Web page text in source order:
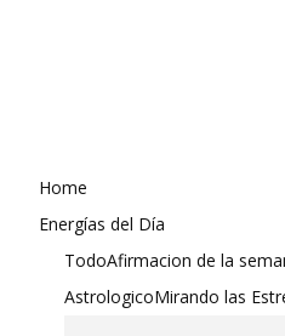
Home
Energías del Día
TodoAfirmacion de la
AstrologicoMirando las